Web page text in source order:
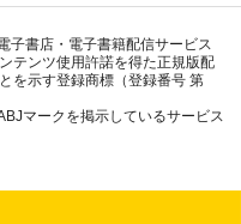
子書店・電子書籍配信サービス
テンツ使用許諾を得た正規版配
を示す登録商標（登録番号 第
マークを掲示しているサービス